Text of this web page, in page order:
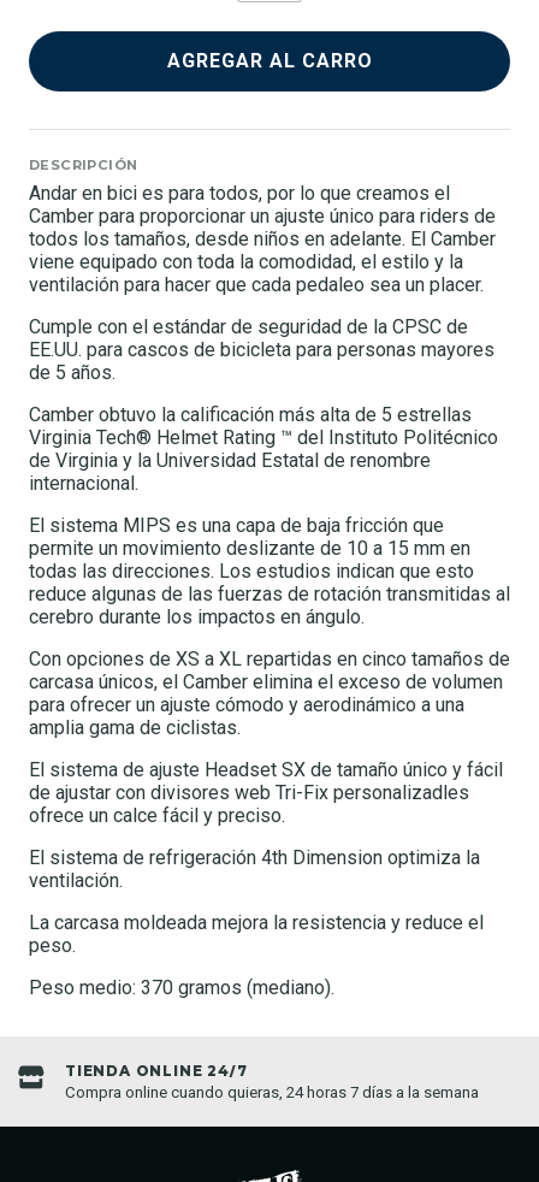
AGREGAR AL CARRO
DESCRIPCIÓN
Andar en bici es para todos, por lo que creamos el
Camber para proporcionar un ajuste único para riders de
todos los tamaños, desde niños en adelante. El Camber
viene equipado con toda la comodidad, el estilo y la
ventilación para hacer que cada pedaleo sea un placer.
Cumple con el estándar de seguridad de la CPSC de
EE.UU. para cascos de bicicleta para personas mayores
de 5 años.
Camber obtuvo la calificación más alta de 5 estrellas
Virginia Tech® Helmet Rating ™ del Instituto Politécnico
de Virginia y la Universidad Estatal de renombre
internacional.
El sistema MIPS es una capa de baja fricción que
permite un movimiento deslizante de 10 a 15 mm en
todas las direcciones. Los estudios indican que esto
reduce algunas de las fuerzas de rotación transmitidas al
cerebro durante los impactos en ángulo.
Con opciones de XS a XL repartidas en cinco tamaños de
carcasa únicos, el Camber elimina el exceso de volumen
para ofrecer un ajuste cómodo y aerodinámico a una
amplia gama de ciclistas.
El sistema de ajuste Headset SX de tamaño único y fácil
de ajustar con divisores web Tri-Fix personalizadles
ofrece un calce fácil y preciso.
El sistema de refrigeración 4th Dimension optimiza la
ventilación.
La carcasa moldeada mejora la resistencia y reduce el
peso.
Peso medio: 370 gramos (mediano).
TIENDA ONLINE 24/7
Compra online cuando quieras, 24 horas 7 días a la semana